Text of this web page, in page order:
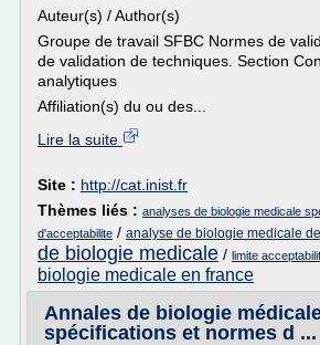
Auteur(s) / Author(s)
Groupe de travail SFBC Normes de
de validation de techniques. Section
analytiques
Affiliation(s) du ou des...
Lire la suite
Site : http://cat.inist.fr
Thèmes liés : analyses de biologie medicale
d'acceptabilite / analyse de biologie medicale
de biologie medicale / limite
biologie medicale en france
Annales de biologie
spécifications et normes d ...